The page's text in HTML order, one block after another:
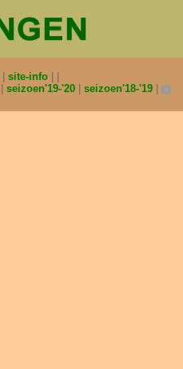
site-info
seizoen'19-'20 seizoen'18-'19